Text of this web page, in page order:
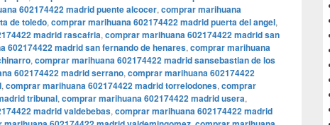
602174422 madrid puente alcocer, comprar marihuana
de toledo, comprar marihuana 602174422 madrid puerta del angel,
madrid rascafria, comprar marihuana 602174422 madrid san
602174422 madrid san fernando de henares, comprar marihuana
, comprar marihuana 602174422 madrid sansebastian de los
602174422 madrid serrano, comprar marihuana 602174422
, comprar marihuana 602174422 madrid torrelodones, comprar
tribunal, comprar marihuana 602174422 madrid usera,
madrid valdebebas, comprar marihuana 602174422 madrid